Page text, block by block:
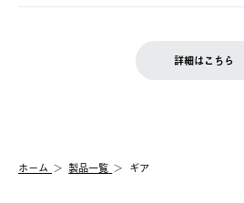
【配送業者】
佐川急便にて配送されます。
お客様都合の返品にかかる送料は、お
一度お手元の商品を返品いただき、ご
LOGOS FAMILY会員の方は、会員マ
詳細はこちら
ホーム 製品一覧 ギア